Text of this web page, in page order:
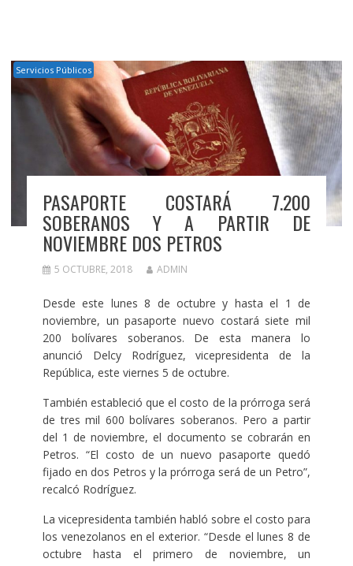
Servicios Públicos
PASAPORTE COSTARÁ 7.200
SOBERANOS Y A PARTIR DE
NOVIEMBRE DOS PETROS
5 OCTUBRE, 2018 ADMIN
Desde este lunes 8 de octubre y hasta el 1 de
noviembre, un pasaporte nuevo costará siete mil
200 bolívares soberanos. De esta manera lo
anunció Delcy Rodríguez, vicepresidenta de la
República, este viernes 5 de octubre.
También estableció que el costo de la prórroga será
de tres mil 600 bolívares soberanos. Pero a partir
del 1 de noviembre, el documento se cobrarán en
Petros. “El costo de un nuevo pasaporte quedó
fijado en dos Petros y la prórroga será de un Petro”,
recalcó Rodríguez.
La vicepresidenta también habló sobre el costo para
los venezolanos en el exterior. “Desde el lunes 8 de
octubre hasta el primero de noviembre, un